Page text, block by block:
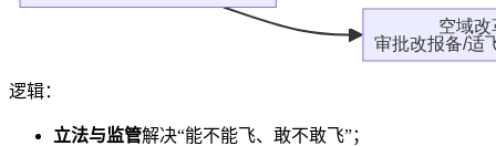
逻辑：
立法与监管解决“能不能飞、敢不敢飞”；